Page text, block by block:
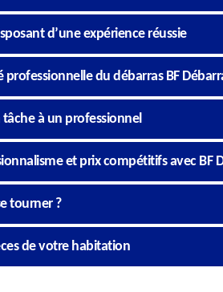
d’une expérience réussie
du débarras BF
à un professionnel
et prix compétitifs avec BF
tourner ?
de votre habitation